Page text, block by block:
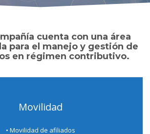
cuenta con una área
para el manejo y gestión de
en régimen contributivo.
Movilidad
• Movilidad de afiliados